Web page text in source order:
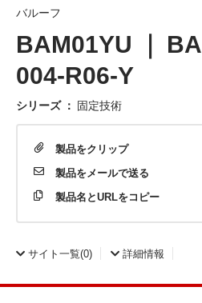
バルーフ
BAM01YU ｜
004-R06-Y
シリーズ： 固定技術
製品をクリップ
製品をメールで送る
製品名とURLをコピー
サイト一覧(0) 詳細情報